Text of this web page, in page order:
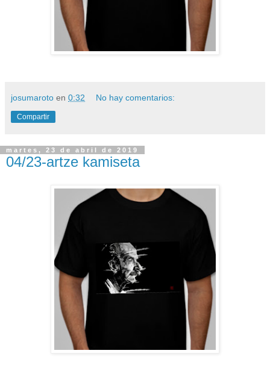
josumaroto en 0:32 No hay comentarios:
Compartir
martes, 23 de abril de 2019
04/23-artze kamiseta